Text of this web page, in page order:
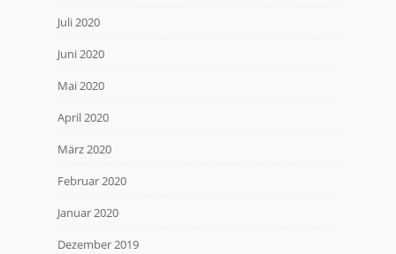
Juli 2020
Juni 2020
Mai 2020
April 2020
März 2020
Februar 2020
Januar 2020
Dezember 2019